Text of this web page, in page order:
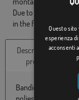
Due to production
in the final
Descrizione del
prodotto
Bandiera Instituto
Questo sito
esperienza
acconsenti